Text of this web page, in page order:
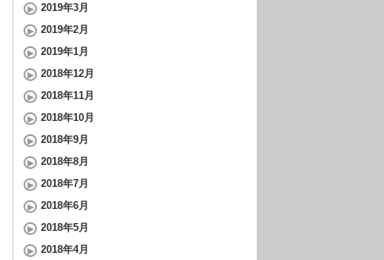
2019年3月
2019年2月
2019年1月
2018年12月
2018年11月
2018年10月
2018年9月
2018年8月
2018年7月
2018年6月
2018年5月
2018年4月